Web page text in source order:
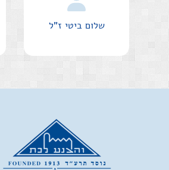
שלום ביטי ז"ל